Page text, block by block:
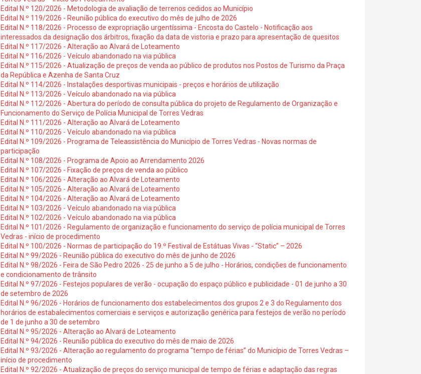
Edital N.º 120/2026 - Metodologia de avaliação de terrenos cedidos ao Município
Edital N.º 119/2026 - Reunião pública do executivo do mês de julho de 2026
Edital N.º 118/2026 - Processo de expropriação urgentíssima - Encosta do Castelo - Notificação aos
interessados da designação dos árbitros, fixação da data de vistoria e prazo para apresentação de quesitos
Edital N.º 117/2026 - Alteração ao Alvará de Loteamento
Edital N.º 116/2026 - Veículo abandonado na via pública
Edital N.º 115/2026 - Atualização de preços de venda ao público de produtos nos Postos de Turismo da Praça
da República e Azenha de Santa Cruz
Edital N.º 114/2026 - Instalações desportivas municipais - preços e horários de utilização
Edital N.º 113/2026 - Veículo abandonado na via pública
Edital N.º 112/2026 - Abertura do período de consulta pública do projeto de Regulamento de Organização e
Funcionamento do Serviço de Polícia Municipal de Torres Vedras
Edital N.º 111/2026 - Alteração ao Alvará de Loteamento
Edital N.º 110/2026 - Veículo abandonado na via pública
Edital N.º 109/2026 - Programa de Teleassistência do Município de Torres Vedras - Novas normas de
participação
Edital N.º 108/2026 - Programa de Apoio ao Arrendamento 2026
Edital N.º 107/2026 - Fixação de preços de venda ao público
Edital N.º 106/2026 - Alteração ao Alvará de Loteamento
Edital N.º 105/2026 - Alteração ao Alvará de Loteamento
Edital N.º 104/2026 - Alteração ao Alvará de Loteamento
Edital N.º 103/2026 - Veículo abandonado na via pública
Edital N.º 102/2026 - Veículo abandonado na via pública
Edital N.º 101/2026 - Regulamento de organização e funcionamento do serviço de polícia municipal de Torres
Vedras - início de procedimento
Edital N.º 100/2026 - Normas de participação do 19.º Festival de Estátuas Vivas - “Static” – 2026
Edital N.º 99/2026 - Reunião pública do executivo do mês de junho de 2026
Edital N.º 98/2026 - Feira de São Pedro 2026 - 25 de junho a 5 de julho - Horários, condições de funcionamento
e condicionamento de trânsito
Edital N.º 97/2026 - Festejos populares de verão - ocupação do espaço público e publicidade - 01 de junho a 30
de setembro de 2026
Edital N.º 96/2026 - Horários de funcionamento dos estabelecimentos dos grupos 2 e 3 do Regulamento dos
horários de estabalecimentos comerciais e serviços e autorização genérica para festejos de verão no período
de 1 de junho a 30 de setembro
Edital N.º 95/2026 - Alteração ao Alvará de Loteamento
Edital N.º 94/2026 - Reunião pública do executivo do mês de maio de 2026
Edital N.º 93/2026 - Alteração ao regulamento do programa “tempo de férias” do Município de Torres Vedras –
início de procedimento
Edital N.º 92/2026 - Atualização de preços do serviço municipal de tempo de férias e adaptação das regras